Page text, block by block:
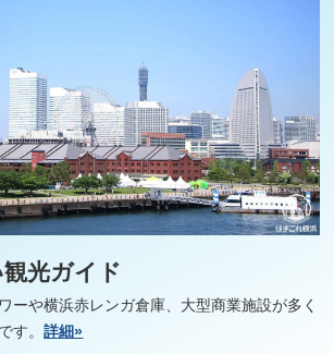
光ガイド
ーや横浜赤レンガ倉庫、大型商業施設が多く
す。詳細»